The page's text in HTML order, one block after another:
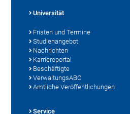
Universität
Fristen und Termine
Studienangebot
Nachrichten
Karriereportal
Beschäftigte
VerwaltungsABC
Amtliche Veröffentlichungen
Service